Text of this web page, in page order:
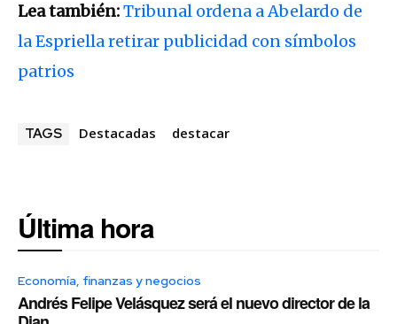
Lea también:Tribunal ordena a Abelardo de
la Espriella retirar publicidad con símbolos
patrios
TAGS Destacadas destacar
Última hora
Economía, finanzas y negocios
Andrés Felipe Velásquez será el nuevo director de la